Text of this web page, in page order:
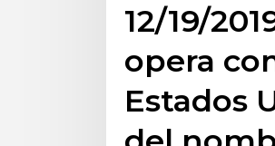
12/19/
opera
Estados